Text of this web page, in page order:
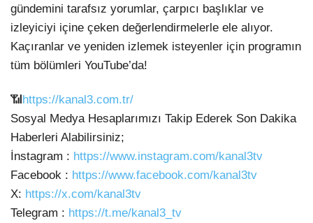
gündemini tarafsız yorumlar, çarpıcı başlıklar ve
izleyiciyi içine çeken değerlendirmelerle ele alıyor.
Kaçıranlar ve yeniden izlemek isteyenler için programın
tüm bölümleri YouTube’da!
📶 https://kanal3.com.tr/
Sosyal Medya Hesaplarımızı Takip Ederek Son Dakika
Haberleri Alabilirsiniz;
İnstagram : https://www.instagram.com/kanal3tv
Facebook : https://www.facebook.com/kanal3tv
X: https://x.com/kanal3tv
Telegram : https://t.me/kanal3_tv